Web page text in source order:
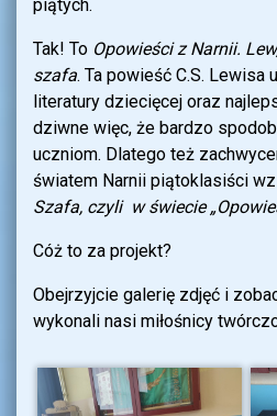
piątych.
Tak! To Opowieści z Narnii.
szafa. Ta powieść C.S. Lewisa
literatury dziecięcej oraz
dziwne więc, że bardzo
uczniom. Dlatego też
światem Narnii piątoklasiści
Szafa, czyli w świecie
Cóż to za projekt?
Obejrzyjcie galerię zdjęć i
wykonali nasi miłośnicy